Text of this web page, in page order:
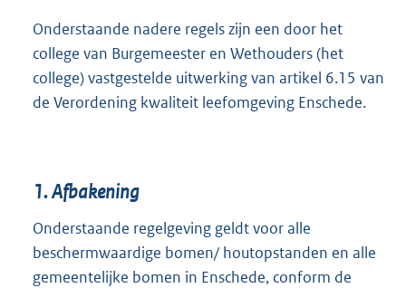
Onderstaande nadere regels zijn een door het
college van Burgemeester en Wethouders (het
college) vastgestelde uitwerking van artikel 6.15 van
de Verordening kwaliteit leefomgeving Enschede.
1.Afbakening
Onderstaande regelgeving geldt voor alle
beschermwaardige bomen/ houtopstanden en alle
gemeentelijke bomen in Enschede, conform de